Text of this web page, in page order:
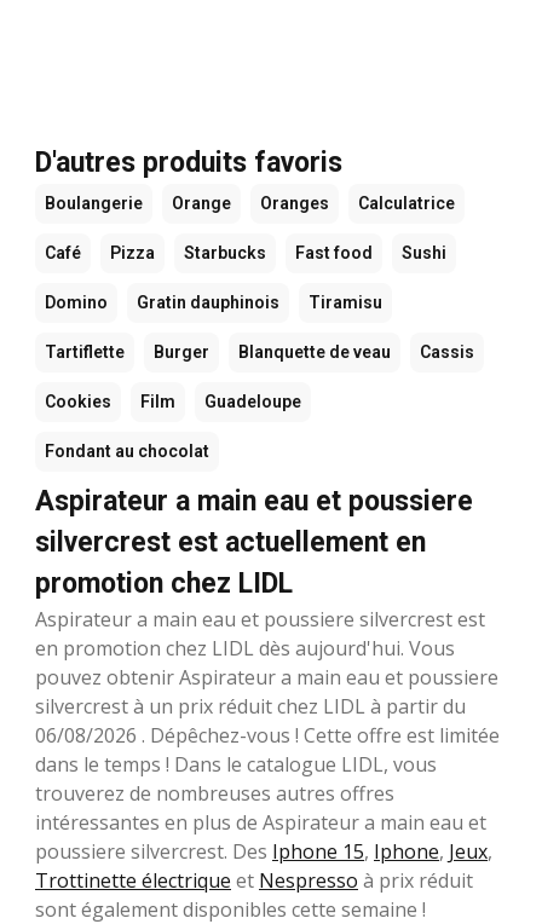
D'autres produits favoris
Boulangerie Orange Oranges Calculatrice
Café Pizza Starbucks Fast food Sushi
Domino Gratin dauphinois Tiramisu
Tartiflette Burger Blanquette de veau Cassis
Cookies Film Guadeloupe
Fondant au chocolat
Aspirateur a main eau et poussiere
silvercrest est actuellement en
promotion chez LIDL
Aspirateur a main eau et poussiere silvercrest est
en promotion chez LIDL dès aujourd'hui. Vous
pouvez obtenir Aspirateur a main eau et poussiere
silvercrest à un prix réduit chez LIDL à partir du
06/08/2026 . Dépêchez-vous ! Cette offre est limitée
dans le temps ! Dans le catalogue LIDL, vous
trouverez de nombreuses autres offres
intéressantes en plus de Aspirateur a main eau et
poussiere silvercrest. Des Iphone 15, Iphone, Jeux,
Trottinette électrique et Nespresso à prix réduit
sont également disponibles cette semaine !